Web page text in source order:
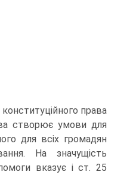
права
створює умови для
для всіх громадян
На значущість
вказує і ст. 25